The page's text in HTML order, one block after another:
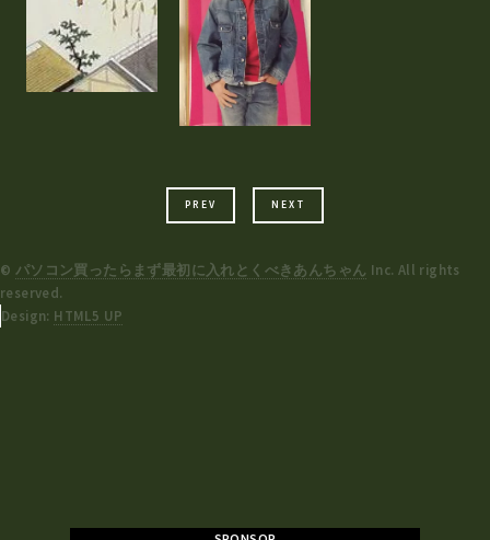
PREV NEXT
© パソコン買ったらまず最初に入れとくべきあんちゃん Inc. All rights
reserved.
Design: HTML5 UP